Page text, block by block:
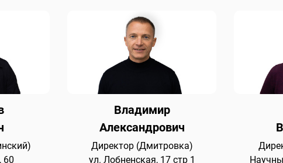
60
Владимир
Александрович
Директор (Дмитровка)
ул. Лобненская, 17 стр 1